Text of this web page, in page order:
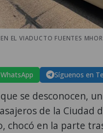
EL VIADUCTO FUENTES
Síguenos en
se desconocen,
de la Ciudad
chocó en la parte